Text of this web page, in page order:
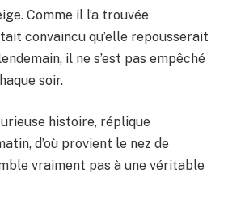
Comme il l’a trouvée
convaincu qu’elle repousserait
il ne s’est pas empêché
soir.
histoire, réplique
d’où provient le nez de
vraiment pas à une véritable